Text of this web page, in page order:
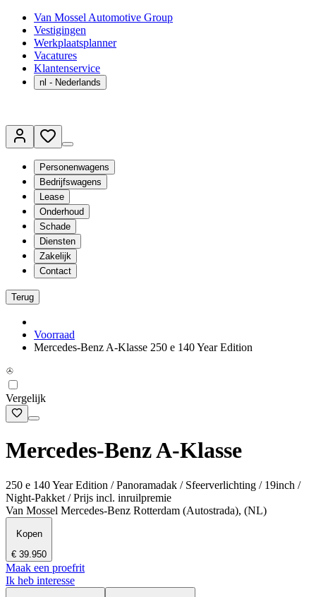
Van Mossel Automotive Group
Vestigingen
Werkplaatsplanner
Vacatures
Klantenservice
nl - Nederlands
Personenwagens
Bedrijfswagens
Lease
Onderhoud
Schade
Diensten
Zakelijk
Contact
Terug
Voorraad
Mercedes-Benz A-Klasse 250 e 140 Year Edition
Vergelijk
Mercedes-Benz A-Klasse
250 e 140 Year Edition / Panoramadak / Sfeerverlichting / 19inch /
Night-Pakket / Prijs incl. inruilpremie
Van Mossel Mercedes-Benz Rotterdam (Autostrada), (NL)
Kopen
€ 39.950
Maak een proefrit
Ik heb interesse